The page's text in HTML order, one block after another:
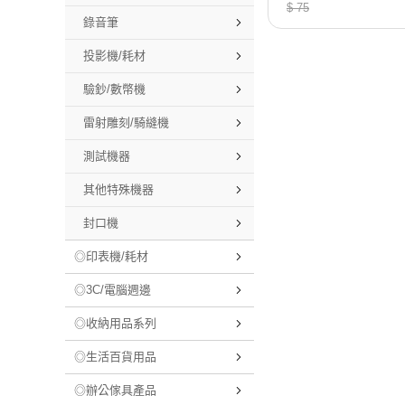
錄音筆
投影機/耗材
驗鈔/數幣機
雷射雕刻/騎縫機
測試機器
其他特殊機器
封口機
◎印表機/耗材
◎3C/電腦週邊
◎收納用品系列
◎生活百貨用品
◎辦公傢具產品
$ 75